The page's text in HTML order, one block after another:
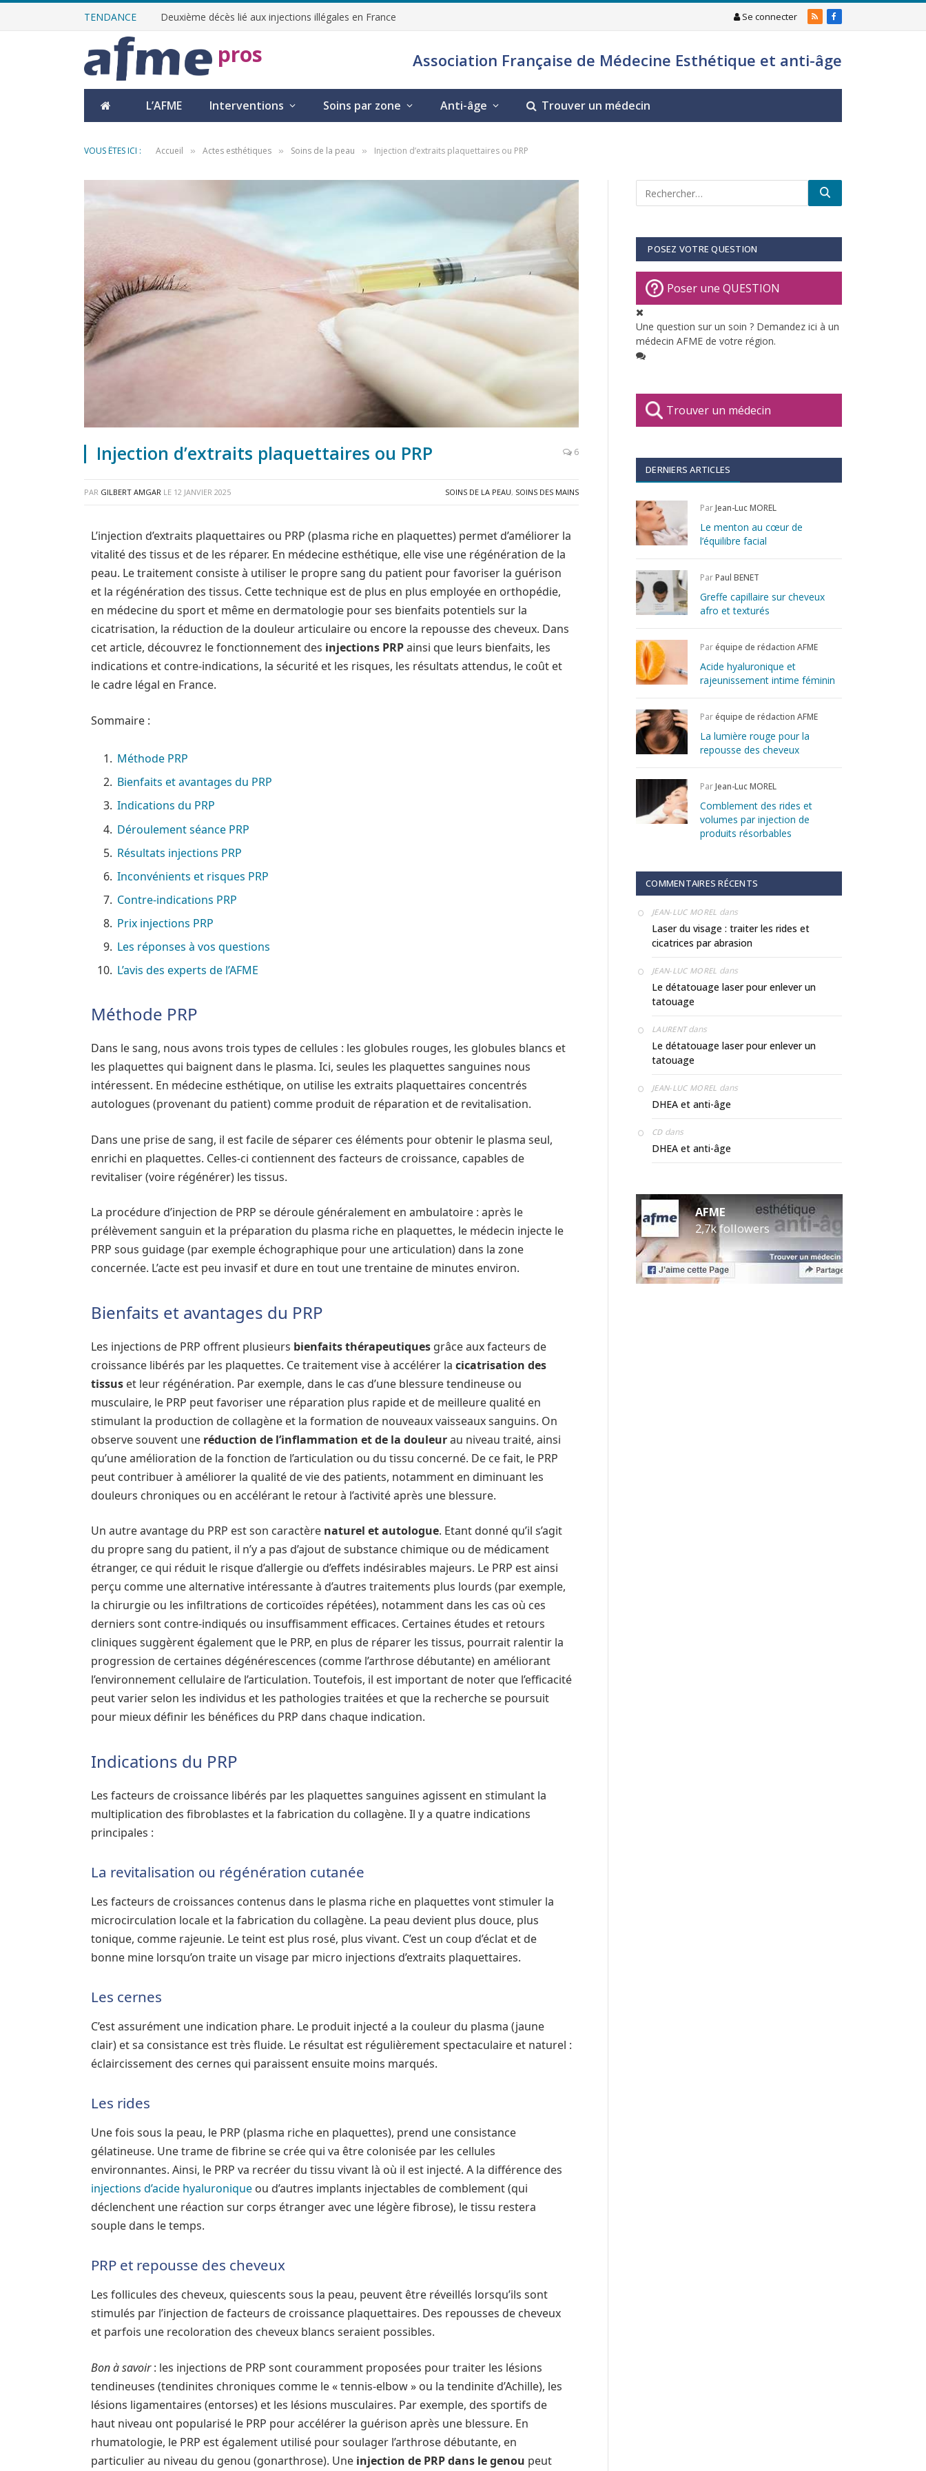
TENDANCE Deuxième décès lié aux injections illégales en France Se connecter RSSFacebook
pros Association Française de Médecine Esthétique et anti-âge
L’AFME Interventions Soins par zone Anti-âge Trouver un médecin
VOUS ÊTES ICI : Accueil » Actes esthétiques » Soins de la peau » Injection d’extraits plaquettaires ou PRP
Injection d’extraits plaquettaires ou PRP 6
PAR GILBERT AMGAR LE 12 JANVIER 2025 SOINS DE LA PEAU, SOINS DES MAINS
L’injection d’extraits plaquettaires ou PRP (plasma riche en plaquettes) permet d’améliorer la
vitalité des tissus et de les réparer. En médecine esthétique, elle vise une régénération de la
peau. Le traitement consiste à utiliser le propre sang du patient pour favoriser la guérison
et la régénération des tissus. Cette technique est de plus en plus employée en orthopédie,
en médecine du sport et même en dermatologie pour ses bienfaits potentiels sur la
cicatrisation, la réduction de la douleur articulaire ou encore la repousse des cheveux. Dans
cet article, découvrez le fonctionnement des injections PRPainsi que leurs bienfaits, les
indications et contre-indications, la sécurité et les risques, les résultats attendus, le coût et
le cadre légal en France.
Sommaire :
Méthode PRP
Bienfaits et avantages du PRP
Indications du PRP
Déroulement séance PRP
Résultats injections PRP
Inconvénients et risques PRP
Contre-indications PRP
Prix injections PRP
Les réponses à vos questions
L’avis des experts de l’AFME
Méthode PRP
Dans le sang, nous avons trois types de cellules : les globules rouges, les globules blancs et
les plaquettes qui baignent dans le plasma. Ici, seules les plaquettes sanguines nous
intéressent. En médecine esthétique, on utilise les extraits plaquettaires concentrés
autologues (provenant du patient) comme produit de réparation et de revitalisation.
Dans une prise de sang, il est facile de séparer ces éléments pour obtenir le plasma seul,
enrichi en plaquettes. Celles-ci contiennent des facteurs de croissance, capables de
revitaliser (voire régénérer) les tissus.
La procédure d’injection de PRP se déroule généralement en ambulatoire : après le
prélèvement sanguin et la préparation du plasma riche en plaquettes, le médecin injecte le
PRP sous guidage (par exemple échographique pour une articulation) dans la zone
concernée. L’acte est peu invasif et dure en tout une trentaine de minutes environ.
Bienfaits et avantages du PRP
Les injections de PRP offrent plusieurs bienfaits thérapeutiques grâce aux facteurs de
croissance libérés par les plaquettes. Ce traitement vise à accélérer la cicatrisation des
tissus et leur régénération. Par exemple, dans le cas d’une blessure tendineuse ou
musculaire, le PRP peut favoriser une réparation plus rapide et de meilleure qualité en
stimulant la production de collagène et la formation de nouveaux vaisseaux sanguins. On
observe souvent une réduction de l’inflammation et de la douleurau niveau traité, ainsi
qu’une amélioration de la fonction de l’articulation ou du tissu concerné. De ce fait, le PRP
peut contribuer à améliorer la qualité de vie des patients, notamment en diminuant les
douleurs chroniques ou en accélérant le retour à l’activité après une blessure.
Un autre avantage du PRP est son caractère naturel et autologue. Etant donné qu’il s’agit
du propre sang du patient, il n’y a pas d’ajout de substance chimique ou de médicament
étranger, ce qui réduit le risque d’allergie ou d’effets indésirables majeurs. Le PRP est ainsi
perçu comme une alternative intéressante à d’autres traitements plus lourds (par exemple,
la chirurgie ou les infiltrations de corticoïdes répétées), notamment dans les cas où ces
derniers sont contre-indiqués ou insuffisamment efficaces. Certaines études et retours
cliniques suggèrent également que le PRP, en plus de réparer les tissus, pourrait ralentir la
progression de certaines dégénérescences (comme l’arthrose débutante) en améliorant
l’environnement cellulaire de l’articulation. Toutefois, il est important de noter que l’efficacité
peut varier selon les individus et les pathologies traitées et que la recherche se poursuit
pour mieux définir les bénéfices du PRP dans chaque indication.
Indications du PRP
Les facteurs de croissance libérés par les plaquettes sanguines agissent en stimulant la
multiplication des fibroblastes et la fabrication du collagène. Il y a quatre indications
principales :
La revitalisation ou régénération cutanée
Les facteurs de croissances contenus dans le plasma riche en plaquettes vont stimuler la
microcirculation locale et la fabrication du collagène. La peau devient plus douce, plus
tonique, comme rajeunie. Le teint est plus rosé, plus vivant. C’est un coup d’éclat et de
bonne mine lorsqu’on traite un visage par micro injections d’extraits plaquettaires.
Les cernes
C’est assurément une indication phare. Le produit injecté a la couleur du plasma (jaune
clair) et sa consistance est très fluide. Le résultat est régulièrement spectaculaire et naturel :
éclaircissement des cernes qui paraissent ensuite moins marqués.
Les rides
Une fois sous la peau, le PRP (plasma riche en plaquettes), prend une consistance
gélatineuse. Une trame de fibrine se crée qui va être colonisée par les cellules
environnantes. Ainsi, le PRP va recréer du tissu vivant là où il est injecté. A la différence des
injections d’acide hyaluronique ou d’autres implants injectables de comblement (qui
déclenchent une réaction sur corps étranger avec une légère fibrose), le tissu restera
souple dans le temps.
PRP et repousse des cheveux
Les follicules des cheveux, quiescents sous la peau, peuvent être réveillés lorsqu’ils sont
stimulés par l’injection de facteurs de croissance plaquettaires. Des repousses de cheveux
et parfois une recoloration des cheveux blancs seraient possibles.
Bon à savoir: les injections de PRP sont couramment proposées pour traiter les lésions
tendineuses (tendinites chroniques comme le « tennis-elbow » ou la tendinite d’Achille), les
lésions ligamentaires (entorses) et les lésions musculaires. Par exemple, des sportifs de
haut niveau ont popularisé le PRP pour accélérer la guérison après une blessure. En
rhumatologie, le PRP est également utilisé pour soulager l’arthrose débutante, en
particulier au niveau du genou (gonarthrose). Une injection de PRP dans le genou peut
POSEZ VOTRE QUESTION
Poser une QUESTION
Une question sur un soin ? Demandez ici à un
médecin AFME de votre région.
Trouver un médecin
DERNIERS ARTICLES
ParJean-Luc MOREL
Le menton au cœur de
l’équilibre facial
ParPaul BENET
Greffe capillaire sur cheveux
afro et texturés
Paréquipe de rédaction AFME
Acide hyaluronique et
rajeunissement intime féminin
Paréquipe de rédaction AFME
La lumière rouge pour la
repousse des cheveux
ParJean-Luc MOREL
Comblement des rides et
volumes par injection de
produits résorbables
COMMENTAIRES RÉCENTS
JEAN-LUC MOREL dans
Laser du visage : traiter les rides et
cicatrices par abrasion
JEAN-LUC MOREL dans
Le détatouage laser pour enlever un
tatouage
LAURENTdans
Le détatouage laser pour enlever un
tatouage
JEAN-LUC MOREL dans
DHEA et anti-âge
CDdans
DHEA et anti-âge
AFME
2,7k followers